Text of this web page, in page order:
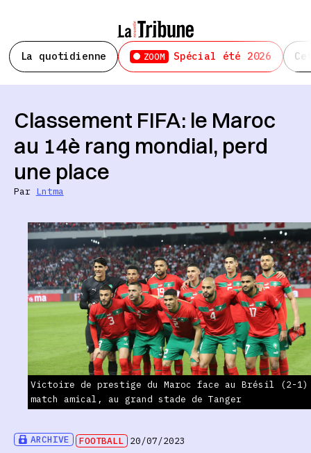
La quotidienne ZOOM Spécial été 2026
ARCHIVE FOOTBALL 20/07/2023
Classement FIFA: le Maroc
au 14è rang mondial, perd
une place
Par Lntma
Victoire de prestige du Maroc face au Brésil (2-1)
match amical, au grand stade de Tanger